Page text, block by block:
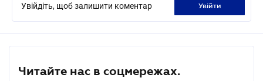
Увійдіть, щоб залишити коментар увійти
Читайте нас в соцмережах.